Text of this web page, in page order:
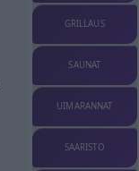
GRILLAUS
SAUNAT
UIMARANNAT
SAARISTO